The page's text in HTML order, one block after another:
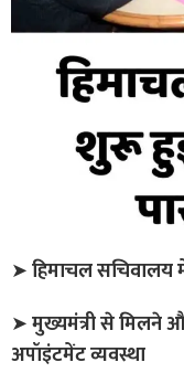
➤हिमाचल सचिवालय
➤मुख्यमंत्री से मिलने
अपॉइंटमेंट व्यवस्था